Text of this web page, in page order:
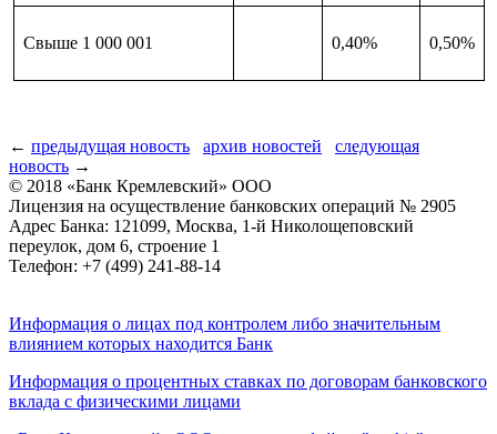
Свыше 1 000 001 0,40% 0,50%
← предыдущая новость архив новостей
следующая
новость →
© 2018 «Банк Кремлевский» ООО
Лицензия на осуществление банковских операций № 2905
Адрес Банка: 121099, Москва, 1-й Николощеповский
переулок, дом 6, строение 1
Телефон: +7 (499) 241-88-14
Информация о лицах под контролем либо значительным
влиянием которых находится Банк
Информация о процентных ставках по договорам банковского
вклада с физическими лицами